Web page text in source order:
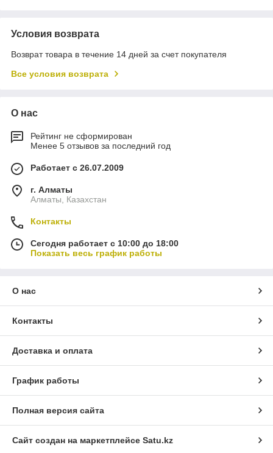
Условия возврата
Возврат товара в течение 14 дней за счет покупателя
Все условия возврата
О нас
Рейтинг не сформирован
Менее 5 отзывов за последний год
Работает с 26.07.2009
г. Алматы
Алматы, Казахстан
Контакты
Сегодня работает с 10:00 до 18:00
Показать весь график работы
О нас
Контакты
Доставка и оплата
График работы
Полная версия сайта
Сайт создан на маркетплейсе Satu.kz